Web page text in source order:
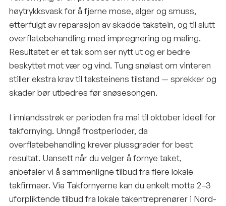
høytrykksvask for å fjerne mose, alger og smuss,
etterfulgt av reparasjon av skadde takstein, og til slutt
overflatebehandling med impregnering og maling.
Resultatet er et tak som ser nytt ut og er bedre
beskyttet mot vær og vind. Tung snølast om vinteren
stiller ekstra krav til taksteinens tilstand — sprekker og
skader bør utbedres før snøsesongen.
I innlandsstrøk er perioden fra mai til oktober ideell for
takfornying. Unngå frostperioder, da
overflatebehandling krever plussgrader for best
resultat. Uansett når du velger å fornye taket,
anbefaler vi å sammenligne tilbud fra flere lokale
takfirmaer. Via Takfornyerne kan du enkelt motta 2–3
uforpliktende tilbud fra lokale takentreprenører i Nord-